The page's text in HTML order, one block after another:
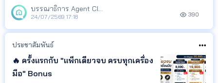
24/07/2569 17:18 390
ประชาสัมพันธ์
🔥 ครั้งแรกกับ "แพ็กเดียวจบ ครบทุกเครื่อง
มือ" Bonus